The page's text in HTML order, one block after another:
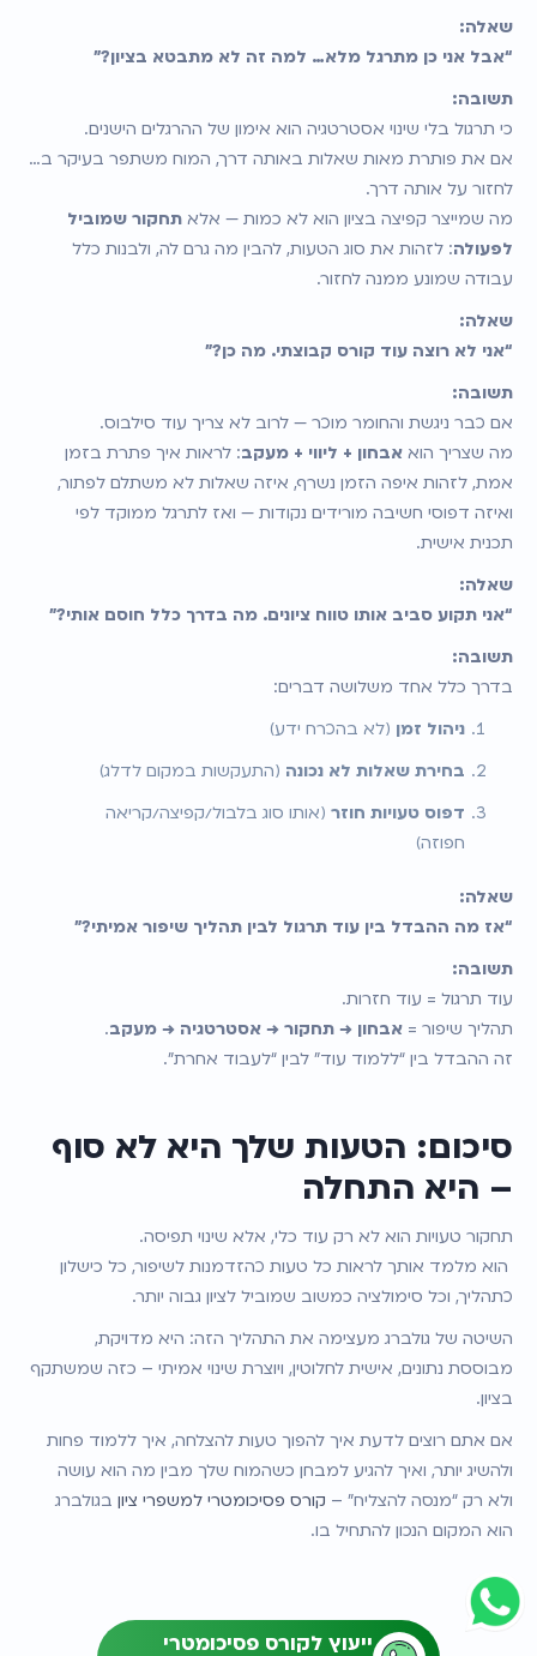
שאלה:
“אבל אני כן מתרגל מלא… למה זה לא מתבטא בציון?”
תשובה:
כי תרגול בלי שינוי אסטרטגיה הוא אימון של ההרגלים הישנים.
אם את פותרת מאות שאלות באותה דרך, המוח משתפר בעיקר ב…
לחזור על אותה דרך.
מה שמייצר קפיצה בציון הוא לא כמות — אלא תחקור שמוביל
לפעולה: לזהות את סוג הטעות, להבין מה גרם לה, ולבנות כלל
עבודה שמונע ממנה לחזור.
שאלה:
“אני לא רוצה עוד קורס קבוצתי. מה כן?”
תשובה:
אם כבר ניגשת והחומר מוכר — לרוב לא צריך עוד סילבוס.
מה שצריך הוא אבחון + ליווי + מעקב: לראות איך פתרת בזמן
אמת, לזהות איפה הזמן נשרף, איזה שאלות לא משתלם לפתור,
ואיזה דפוסי חשיבה מורידים נקודות — ואז לתרגל ממוקד לפי
תכנית אישית.
שאלה:
“אני תקוע סביב אותו טווח ציונים. מה בדרך כלל חוסם אותי?”
תשובה:
בדרך כלל אחד משלושה דברים:
ניהול זמן (לא בהכרח ידע)
בחירת שאלות לא נכונה (התעקשות במקום לדלג)
דפוס טעויות חוזר (אותו סוג בלבול/קפיצה/קריאה
חפוזה)
שאלה:
“אז מה ההבדל בין עוד תרגול לבין תהליך שיפור אמיתי?”
תשובה:
עוד תרגול = עוד חזרות.
תהליך שיפור = אבחון → תחקור → אסטרטגיה → מעקב.
זה ההבדל בין “ללמוד עוד” לבין “לעבוד אחרת”.
סיכום: הטעות שלך היא לא סוף
– היא התחלה
תחקור טעויות הוא לא רק עוד כלי, אלא שינוי תפיסה.
הוא מלמד אותך לראות כל טעות כהזדמנות לשיפור, כל כישלון
כתהליך, וכל סימולציה כמשוב שמוביל לציון גבוה יותר.
השיטה של גולברג מעצימה את התהליך הזה: היא מדויקת,
מבוססת נתונים, אישית לחלוטין, ויוצרת שינוי אמיתי – כזה שמשתקף
בציון.
אם אתם רוצים לדעת איך להפוך טעות להצלחה, איך ללמוד פחות
ולהשיג יותר, ואיך להגיע למבחן כשהמוח שלך מבין מה הוא עושה
ולא רק “מנסה להצליח” – קורס פסיכומטרי למשפרי ציון בגולברג
הוא המקום הנכון להתחיל בו.
ייעוץ לקורס פסיכומטרי